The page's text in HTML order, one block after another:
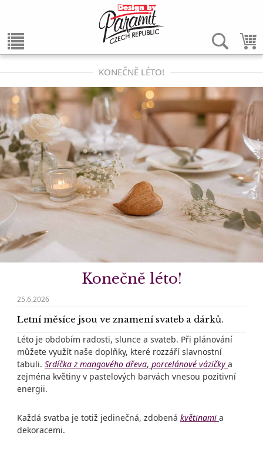
KONEČNĚ LÉTO!
Konečně léto!
25.6.2026
Letní měsíce jsou ve znamení svateb a dárků.
Léto je obdobím radosti, slunce a svateb. Při plánování
můžete využít naše doplňky, které rozzáří slavnostní
tabuli. Srdíčka z mangového dřeva, porcelánové vázičky a
zejména květiny v pastelových barvách vnesou pozitivní
energii.
Každá svatba je totiž jedinečná, zdobená květinami a
dekoracemi.